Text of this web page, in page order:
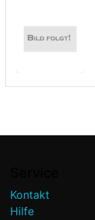
Kontakt
Hilfe